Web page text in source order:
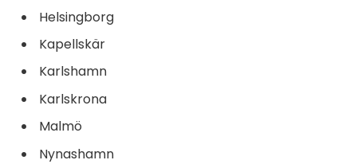
Helsingborg
Kapellskär
Karlshamn
Karlskrona
Malmö
Nynashamn